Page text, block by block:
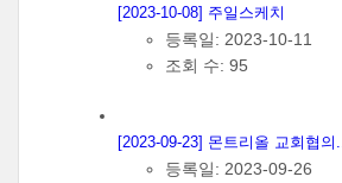
[2023-10-08] 주일스케치
등록일: 2023-10-11
조회 수: 95
[2023-09-23] 몬트리올 교회협의...
등록일: 2023-09-26